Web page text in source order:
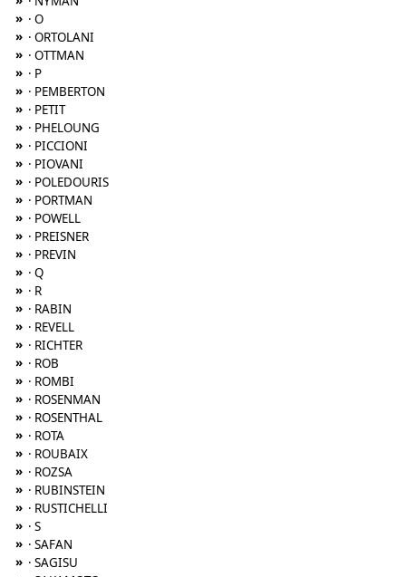
» · O
» · ORTOLANI
» · OTTMAN
» · P
» · PEMBERTON
» · PETIT
» · PHELOUNG
» · PICCIONI
» · PIOVANI
» · POLEDOURIS
» · PORTMAN
» · POWELL
» · PREISNER
» · PREVIN
» · Q
» · R
» · RABIN
» · REVELL
» · RICHTER
» · ROB
» · ROMBI
» · ROSENMAN
» · ROSENTHAL
» · ROTA
» · ROUBAIX
» · ROZSA
» · RUBINSTEIN
» · RUSTICHELLI
» · S
» · SAFAN
» · SAGISU